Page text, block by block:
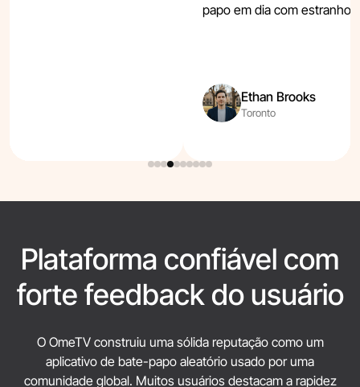
papo em dia com
Ethan Brooks
Toronto
Plataforma confiável com
forte feedback do usuário
O OmeTV construiu uma sólida reputação como um
aplicativo de bate-papo aleatório usado por uma
comunidade global. Muitos usuários destacam a rapidez